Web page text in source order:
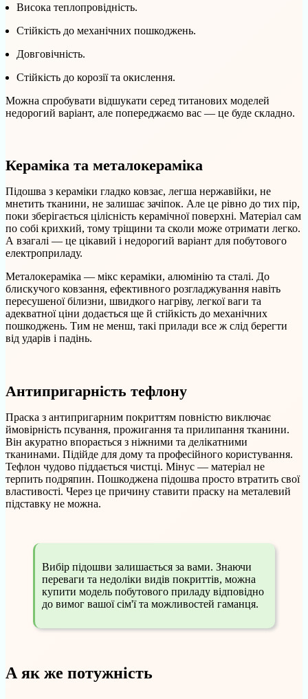
Висока теплопровідність.
Стійкість до механічних пошкоджень.
Довговічність.
Стійкість до корозії та окислення.
Можна спробувати відшукати серед титанових моделей
недорогий варіант, але попереджаємо вас — це буде складно.
Кераміка та металокераміка
Підошва з кераміки гладко ковзає, легша нержавійки, не
мнетить тканини, не залишає зачіпок. Але це рівно до тих пір,
поки зберігається цілісність керамічної поверхні. Матеріал сам
по собі крихкий, тому тріщини та сколи може отримати легко.
А взагалі — це цікавий і недорогий варіант для побутового
електроприладу.
Металокераміка — мікс кераміки, алюмінію та сталі. До
блискучого ковзання, ефективного розгладжування навіть
пересушеної білизни, швидкого нагріву, легкої ваги та
адекватної ціни додається ще й стійкість до механічних
пошкоджень. Тим не менш, такі прилади все ж слід берегти
від ударів і падінь.
Антипригарність тефлону
Праска з антипригарним покриттям повністю виключає
ймовірність псування, прожигання та прилипання тканини.
Він акуратно впорається з ніжними та делікатними
тканинами. Підійде для дому та професійного користування.
Тефлон чудово піддається чистці. Мінус — матеріал не
терпить подряпин. Пошкоджена підошва просто втратить свої
властивості. Через це причину ставити праску на металевий
підставку не можна.
Вибір підошви залишається за вами. Знаючи
переваги та недоліки видів покриттів, можна
купити модель побутового приладу відповідно
до вимог вашої сім'ї та можливостей гаманця.
А як же потужність